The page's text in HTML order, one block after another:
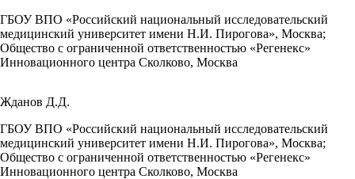
ГБОУ ВПО «Российский национальный исследовательский
медицинский университет имени Н.И. Пирогова», Москва;
Общество с ограниченной ответственностью «Регенекс»
Инновационного центра Сколково, Москва
Жданов Д.Д.
ГБОУ ВПО «Российский национальный исследовательский
медицинский университет имени Н.И. Пирогова», Москва;
Общество с ограниченной ответственностью «Регенекс»
Инновационного центра Сколково, Москва